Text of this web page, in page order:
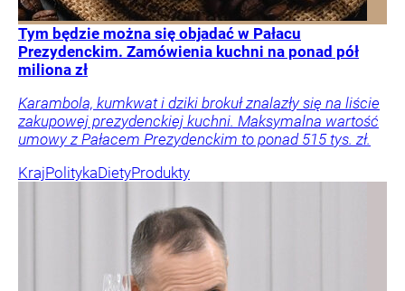
Tym będzie można się objadać w Pałacu
Prezydenckim. Zamówienia kuchni na ponad pół
miliona zł
Karambola, kumkwat i dziki brokuł znalazły się na liście
zakupowej prezydenckiej kuchni. Maksymalna wartość
umowy z Pałacem Prezydenckim to ponad 515 tys. zł.
KrajPolitykaDietyProdukty